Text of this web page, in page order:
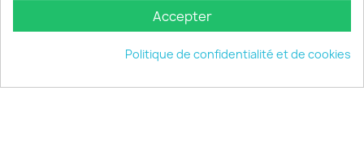
keyboard_arrow_down
© 2026 - choisistacoque.com
Accepter
Politique de confidentialité et de cookies